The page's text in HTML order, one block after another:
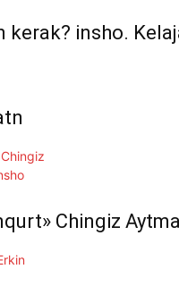
kerak? insho.
Chingiz